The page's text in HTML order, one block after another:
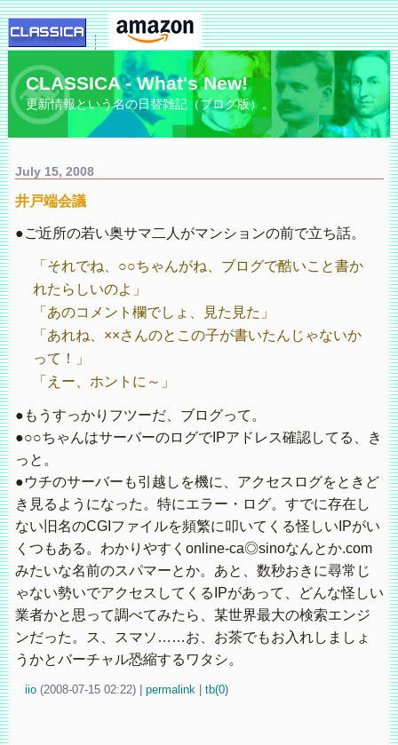
CLASSICA - What's New!
更新情報という名の日替雑記（ブログ版）。
July 15, 2008
井戸端会議
●ご近所の若い奥サマ二人がマンションの前で立ち話。
「それでね、○○ちゃんがね、ブログで酷いこと書か
れたらしいのよ」
「あのコメント欄でしょ、見た見た」
「あれね、××さんのとこの子が書いたんじゃないか
って！」
「えー、ホントに～」
●もうすっかりフツーだ、ブログって。
●○○ちゃんはサーバーのログでIPアドレス確認してる、き
っと。
●ウチのサーバーも引越しを機に、アクセスログをときど
き見るようになった。特にエラー・ログ。すでに存在し
ない旧名のCGIファイルを頻繁に叩いてくる怪しいIPがい
くつもある。わかりやすくonline-ca◎sinoなんとか.com
みたいな名前のスパマーとか。あと、数秒おきに尋常じ
ゃない勢いでアクセスしてくるIPがあって、どんな怪しい
業者かと思って調べてみたら、某世界最大の検索エンジ
ンだった。ス、スマソ……お、お茶でもお入れしましょ
うかとバーチャル恐縮するワタシ。
iio (2008-07-15 02:22) permalink| tb(0)